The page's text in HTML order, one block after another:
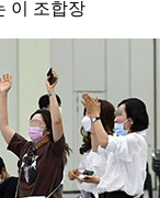
이 조합장